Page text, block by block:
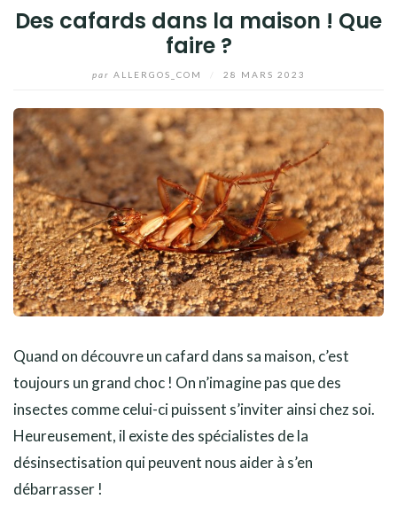
Des cafards dans la maison ! Que
faire ?
par ALLERGOS_COM 28 MARS 2023
Quand on découvre un cafard dans sa maison, c’est
toujours un grand choc ! On n’imagine pas que des
insectes comme celui-ci puissent s’inviter ainsi chez soi.
Heureusement, il existe des spécialistes de la
désinsectisation qui peuvent nous aider à s’en
débarrasser !